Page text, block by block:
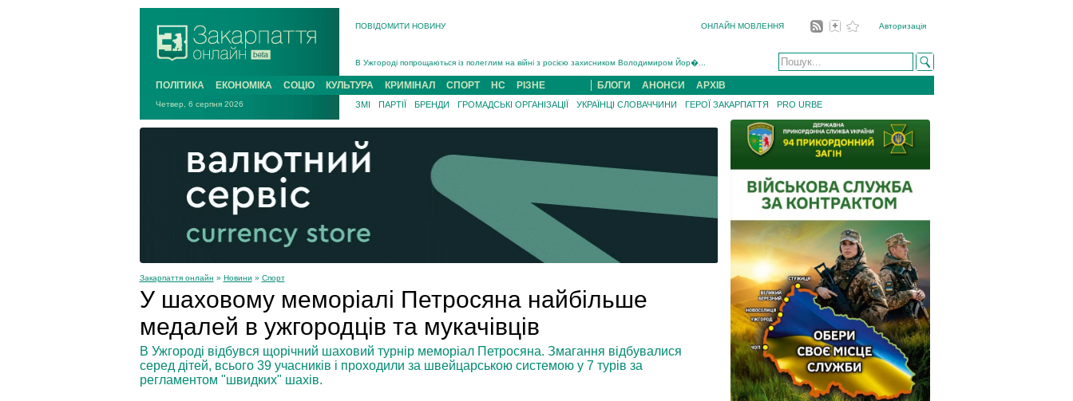
ПОВІДОМИТИ НОВИНУ ОНЛАЙН МОВЛЕННЯ Авторизація
В Ужгороді попрощаються із полеглим на війні з росією захисником Володимиром Йор�...
В Ужгороді 5 серпня попрощаються із захисником Богданом Югасом, який два роки �...
Підтвердили загибель захисника із Нанкова на Хустщині Юліана Гербея (ФОТО)[/gree...
На війні з рф поліг військовий з Виноградова Ігнат Роздяловський (ФОТО)...
На Хустщині внаслідок ДТП за участі трьох авто постраждали 13 людей (ФОТО)...
Інструктора районного ТЦК на Закарпатті судитимуть за обвинувачен...
ПОЛІТИКА ЕКОНОМІКА СОЦІО КУЛЬТУРА КРИМІНАЛ СПОРТ НС РІЗНЕ БЛОГИ АНОНСИ АРХІВ
Четвер, 6 серпня 2026 ЗМІ ПАРТІЇ БРЕНДИ ГРОМАДСЬКІ ОРГАНІЗАЦІЇ УКРАЇНЦІ СЛОВАЧЧИНИ ГЕРОЇ ЗАКАРПАТТЯ PRO URBE
Закарпаття онлайн » Новини » Спорт
У шаховому меморіалі Петросяна найбільше
медалей в ужгородців та мукачівців
В Ужгороді відбувся щорічний шаховий турнір меморіал Петросяна. Змагання відбувалися
серед дітей, всього 39 учасників і проходили за швейцарською системою у 7 турів за
регламентом "швидких" шахів.